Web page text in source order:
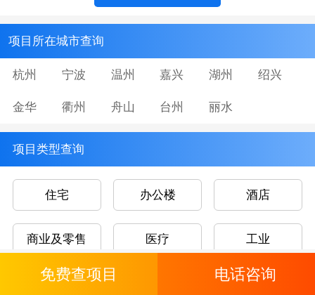
项目所在城市查询
杭州 宁波 温州 嘉兴 湖州 绍兴
金华 衢州 舟山 台州 丽水
项目类型查询
住宅 办公楼 酒店
商业及零售 医疗 工业
文娱康乐 交通枢纽及仓储
免费查项目 电话咨询